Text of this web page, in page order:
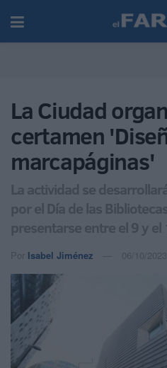
La Ciudad
certamen
marcapáginas'
La actividad se
por el Día de las
presentarse entre el 9 y
Por Isabel Jiménez 06/10/